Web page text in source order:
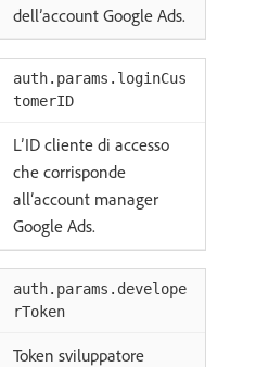
dell’account Google Ads.
auth.params.loginCus
tomerID
L’ID cliente di accesso
che corrisponde
all’account manager
Google Ads.
auth.params.develope
rToken
Token sviluppatore